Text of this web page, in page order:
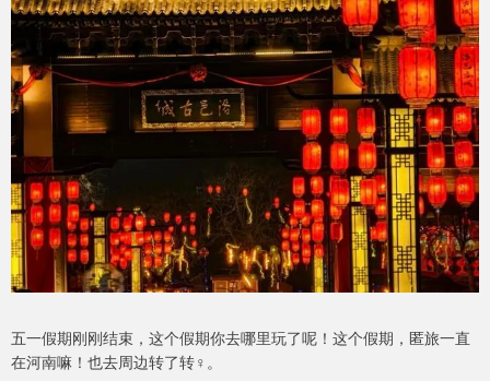
五一假期刚刚结束，这个假期你去哪里玩了呢！这个假期，匿旅一直
在河南嘛！也去周边转了转♀️。